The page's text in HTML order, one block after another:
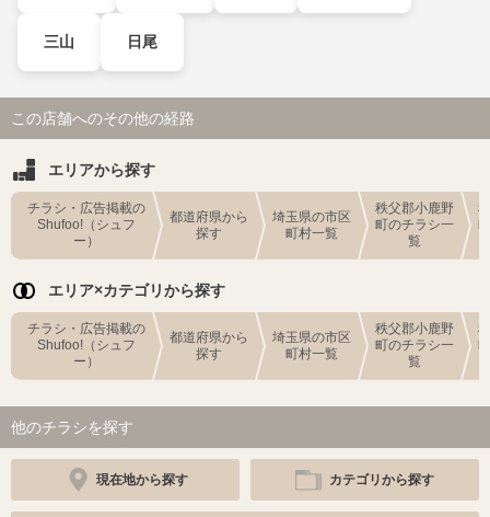
三山 日尾
この店舗へのその他の経路
エリアから探す
チラシ・広告掲載の
Shufoo!（シュフ
ー）
都道府県から
探す
埼玉県の市区
町村一覧
秩父郡小鹿野
町のチラシ一
覧
エリア×カテゴリから探す
チラシ・広告掲載の
Shufoo!（シュフ
ー）
都道府県から
探す
埼玉県の市区
町村一覧
秩父郡小鹿野
町のチラシ一
覧
他のチラシを探す
現在地から探す カテゴリから探す